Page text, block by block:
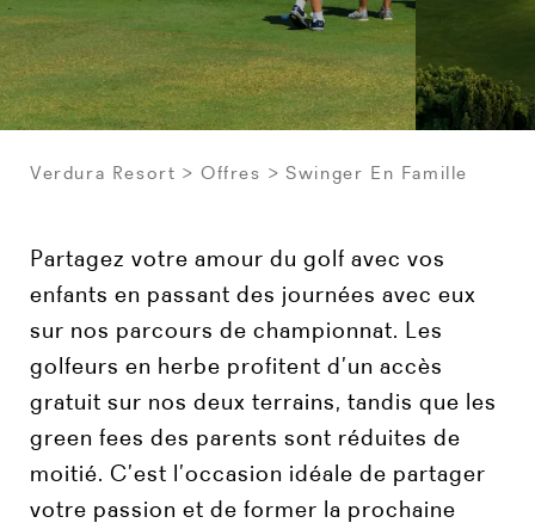
Verdura Resort Offres Swinger En Famille
Partagez votre amour du golf avec vos
enfants en passant des journées avec eux
sur nos parcours de championnat. Les
golfeurs en herbe profitent d’un accès
gratuit sur nos deux terrains, tandis que les
green fees des parents sont réduites de
moitié. C’est l’occasion idéale de partager
votre passion et de former la prochaine